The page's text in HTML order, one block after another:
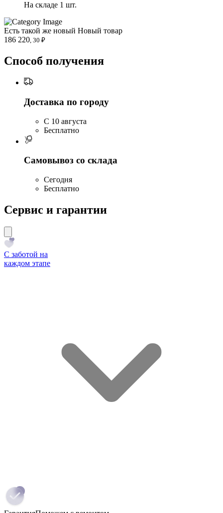
На складе 1 шт.
Есть такой же новый Новый товар
186 220, 30 ₽
Способ получения
Доставка по городу
C 10 августа
Бесплатно
Самовывоз со склада
Сегодня
Бесплатно
Сервис и гарантии
С заботой на
каждом этапе